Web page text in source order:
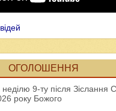
ОГОЛОШЕННЯ
неділю 9-ту після Зіслання
року Божого